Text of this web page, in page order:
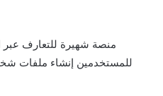
للمستخدمين إنشاء ملفات